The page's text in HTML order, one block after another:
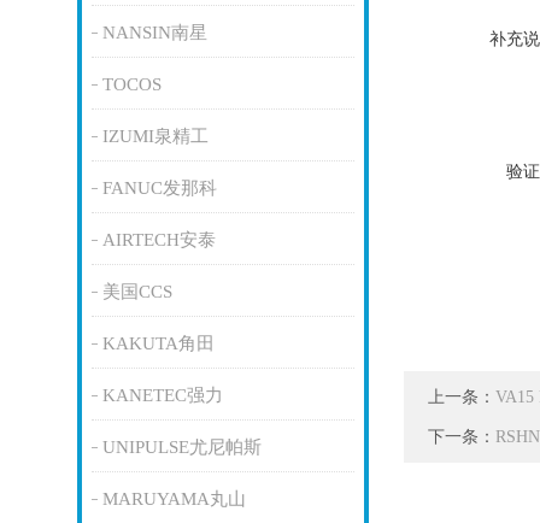
NANSIN南星
TOCOS
IZUMI泉精工
FANUC发那科
AIRTECH安泰
美国CCS
KAKUTA角田
KANETEC强力
UNIPULSE尤尼帕斯
MARUYAMA丸山
补充
验
上一条： VA15
下一条：